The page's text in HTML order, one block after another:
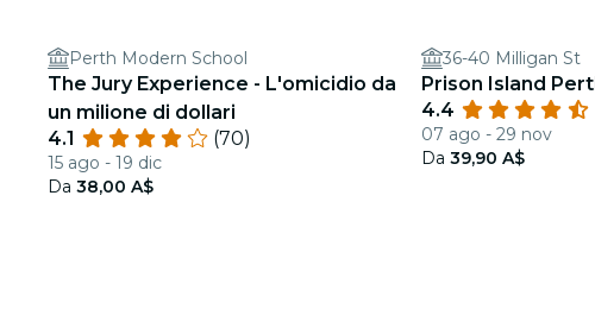
Perth Modern School
The Jury Experience - L'omicidio da
un milione di dollari
4.1
(70)
15 ago - 19 dic
Da 38,00 A$
36-40 Milligan St
Prison Island
4.4
07 ago - 29 nov
Da 39,90 A$